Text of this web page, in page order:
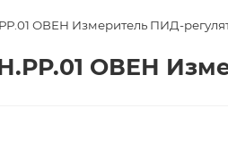
ОВЕН Измеритель ПИД-
ОВЕН